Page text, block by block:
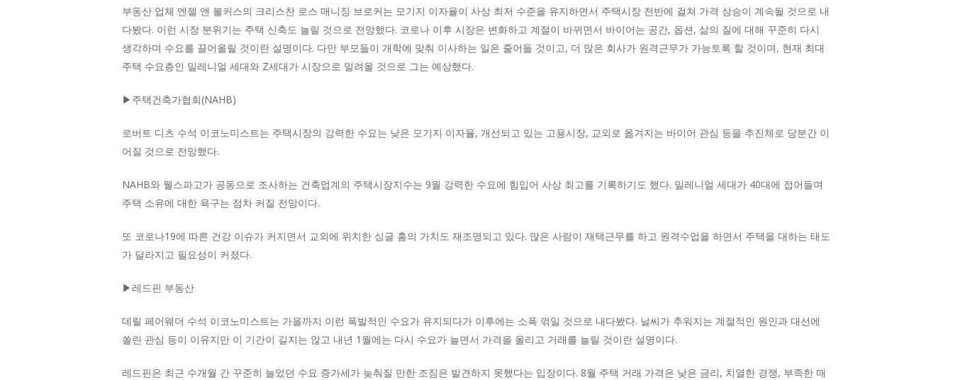
부동산 업체 엔젤 앤 볼커스의 크리스찬 로스 매니징 브로커는 모기지 이자율이 사상 최저 수준을 유지하면서 주택시장 전반에 걸쳐 가격 상승이 계속될 것으로 내
다봤다. 이런 시장 분위기는 주택 신축도 늘릴 것으로 전망했다. 코로나 이후 시장은 변화하고 계절이 바뀌면서 바이어는 공간, 옵션, 삶의 질에 대해 꾸준히 다시
생각하며 수요를 끌어올릴 것이란 설명이다. 다만 부모들이 개학에 맞춰 이사하는 일은 줄어들 것이고, 더 많은 회사가 원격근무가 가능토록 할 것이며, 현재 최대
주택 수요층인 밀레니얼 세대와 Z세대가 시장으로 밀려올 것으로 그는 예상했다.
▶주택건축가협회(NAHB)
로버트 디츠 수석 이코노미스트는 주택시장의 강력한 수요는 낮은 모기지 이자율, 개선되고 있는 고용시장, 교외로 옮겨지는 바이어 관심 등을 추진체로 당분간 이
어질 것으로 전망했다.
NAHB와 웰스파고가 공동으로 조사하는 건축업계의 주택시장지수는 9월 강력한 수요에 힘입어 사상 최고를 기록하기도 했다. 밀레니얼 세대가 40대에 접어들며
주택 소유에 대한 욕구는 점차 커질 전망이다.
또 코로나19에 따른 건강 이슈가 커지면서 교외에 위치한 싱글 홈의 가치도 재조명되고 있다. 많은 사람이 재택근무를 하고 원격수업을 하면서 주택을 대하는 태도
가 달라지고 필요성이 커졌다.
▶레드핀 부동산
데릴 페어웨더 수석 이코노미스트는 가을까지 이런 폭발적인 수요가 유지되다가 이후에는 소폭 꺾일 것으로 내다봤다. 날씨가 추워지는 계절적인 원인과 대선에
쏠린 관심 등이 이유지만 이 기간이 길지는 않고 내년 1월에는 다시 수요가 늘면서 가격을 올리고 거래를 늘릴 것이란 설명이다.
레드핀은 최근 수개월 간 꾸준히 늘었던 수요 증가세가 늦춰질 만한 조짐은 발견하지 못했다는 입장이다. 8월 주택 거래 가격은 낮은 금리, 치열한 경쟁, 부족한 매